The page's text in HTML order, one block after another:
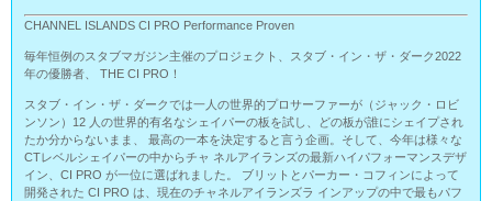
CHANNEL ISLANDS CI PRO Performance Proven
毎年恒例のスタブマガジン主催のプロジェクト、スタブ・イン・ザ・ダーク2022
年の優勝者、 THE CI PRO！
スタブ・イン・ザ・ダークでは一人の世界的プロサーファーが（ジャック・ロビ
ンソン）12 人の世界的有名なシェイパーの板を試し、どの板が誰にシェイプされ
たか分からないまま、 最高の一本を決定すると言う企画。そして、今年は様々な
CTレベルシェイパーの中からチャ ネルアイランズの最新ハイパフォーマンスデザ
イン、CI PRO が一位に選ばれました。 ブリットとパーカー・コフィンによって
開発された CI PRO は、現在のチャネルアイランズラ インアップの中で最もパフ